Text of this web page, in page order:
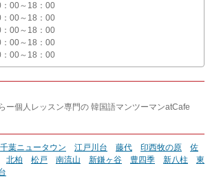
：00～18：00
：00～18：00
：00～18：00
：00～18：00
：00～18：00
ー個人レッスン専門の 韓国語マンツーマンatCafe
千葉ニュータウン 江戸川台 藤代 印西牧の原
佐
北柏 松戸 南流山 新鎌ヶ谷 豊四季 新八柱
東